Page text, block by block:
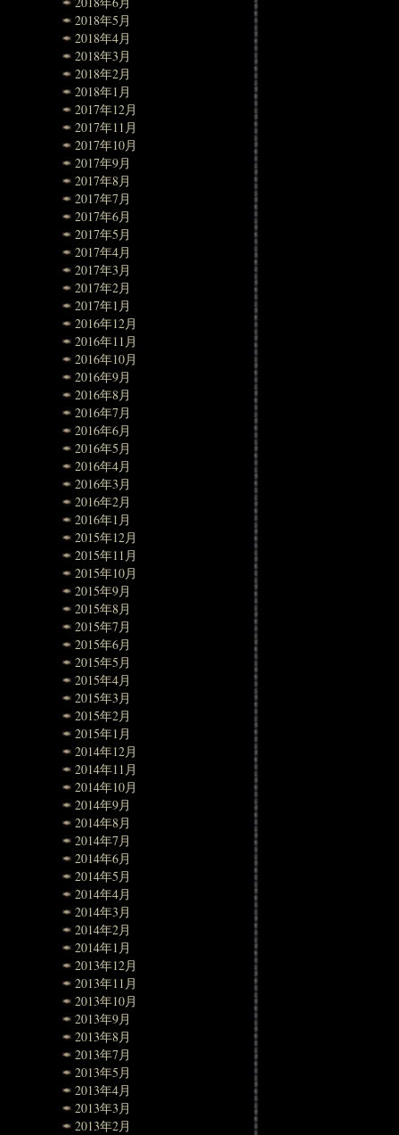
2018年5月
2018年4月
2018年3月
2018年2月
2018年1月
2017年12月
2017年11月
2017年10月
2017年9月
2017年8月
2017年7月
2017年6月
2017年5月
2017年4月
2017年3月
2017年2月
2017年1月
2016年12月
2016年11月
2016年10月
2016年9月
2016年8月
2016年7月
2016年6月
2016年5月
2016年4月
2016年3月
2016年2月
2016年1月
2015年12月
2015年11月
2015年10月
2015年9月
2015年8月
2015年7月
2015年6月
2015年5月
2015年4月
2015年3月
2015年2月
2015年1月
2014年12月
2014年11月
2014年10月
2014年9月
2014年8月
2014年7月
2014年6月
2014年5月
2014年4月
2014年3月
2014年2月
2014年1月
2013年12月
2013年11月
2013年10月
2013年9月
2013年8月
2013年7月
2013年5月
2013年4月
2013年3月
2013年2月